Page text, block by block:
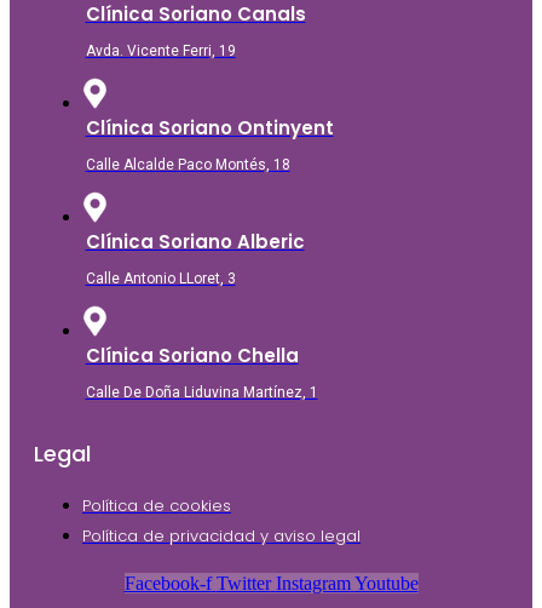
Clínica Soriano Canals
Avda. Vicente Ferri, 19
Clínica Soriano Ontinyent
Calle Alcalde Paco Montés, 18
Clínica Soriano Alberic
Calle Antonio LLoret, 3
Clínica Soriano Chella
Calle De Doña Liduvina Martínez, 1
Legal
Política de cookies
Política de privacidad y aviso legal
Facebook-f Twitter Instagram Youtube